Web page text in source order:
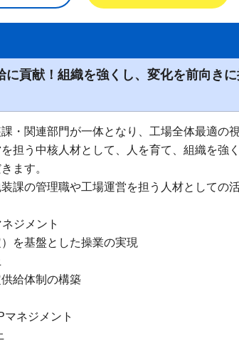
貢献！組織を強くし、変化を前向き
・関連部門が一体となり、工場全体最適の
担う中核人材として、人を育て、組織を強
ます。
課の管理職や工場運営を担う人材としての
ジメント
を基盤とした操業の実現
給体制の構築
マネジメント